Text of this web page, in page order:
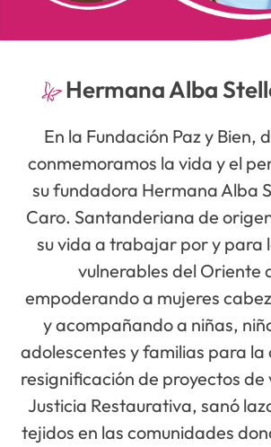
Hermana Alba
En la Fundación Paz y Bien,
conmemoramos la vida y el
su fundadora Hermana Alba
Caro. Santanderiana de
su vida a trabajar por y para
vulnerables del Oriente
empoderando a mujeres
y acompañando a niñas,
adolescentes y familias para la
resignificación de proyectos de
Justicia Restaurativa, sanó
tejidos en las comunidades